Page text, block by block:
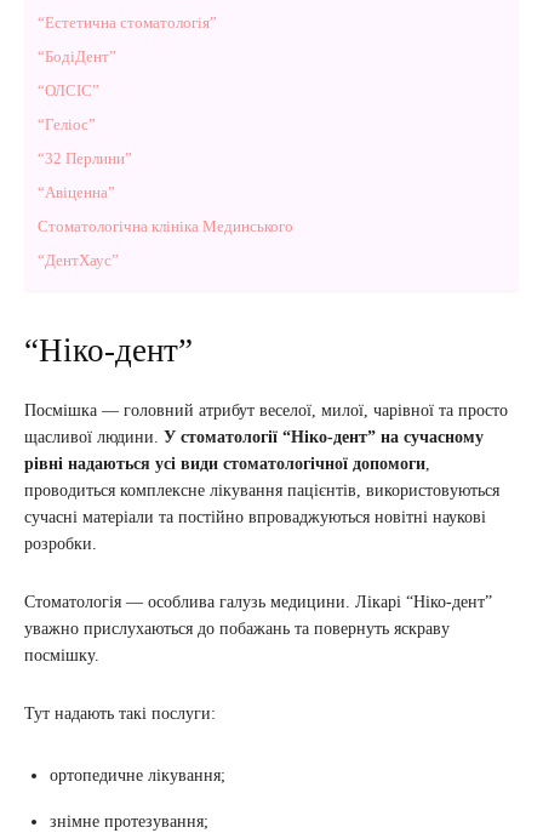
“Естетична стоматологія”
“БодіДент”
“ОЛСІС”
“Геліос”
“32 Перлини”
“Авіценна”
Стоматологічна клініка Мединського
“ДентХаус”
“Ніко-дент”
Посмішка — головний атрибут веселої, милої, чарівної та просто
щасливої людини. У стоматології “Ніко-дент” на сучасному
рівні надаються усі види стоматологічної допомоги,
проводиться комплексне лікування пацієнтів, використовуються
сучасні матеріали та постійно впроваджуються новітні наукові
розробки.
Стоматологія — особлива галузь медицини. Лікарі “Ніко-дент”
уважно прислухаються до побажань та повернуть яскраву
посмішку.
Тут надають такі послуги:
ортопедичне лікування;
знімне протезування;